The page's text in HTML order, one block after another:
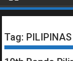
Tag: PILIPINAS